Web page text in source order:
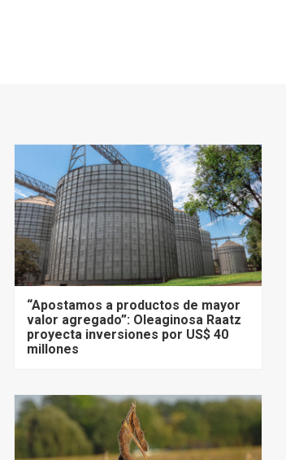
“Apostamos a productos de mayor
valor agregado”: Oleaginosa Raatz
proyecta inversiones por US$ 40
millones